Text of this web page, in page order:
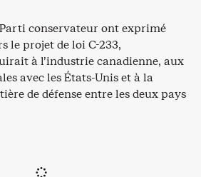
conservateur ont exprimé
le projet de loi C-233,
à l’industrie canadienne, aux
avec les États-Unis et à la
de défense entre les deux pays